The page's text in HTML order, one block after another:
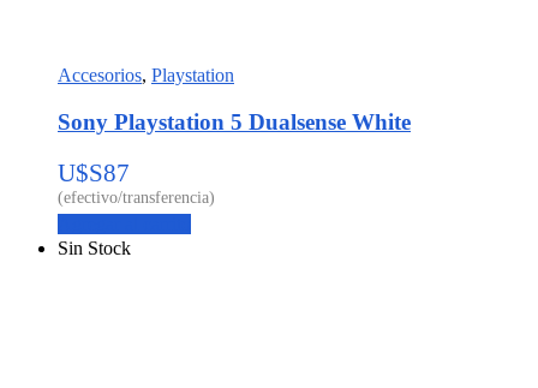
Accesorios, Playstation
Sony Playstation 5 Dualsense White
U$S87
Sin Stock